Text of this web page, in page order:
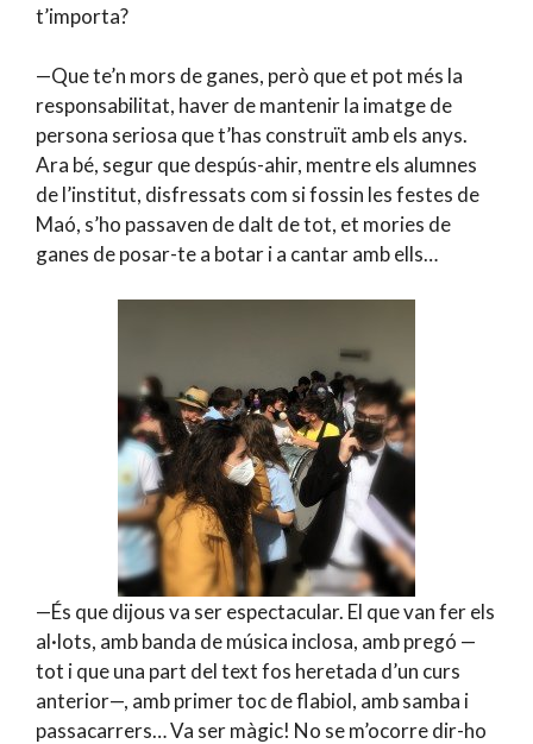
t’importa?
—Que te’n mors de ganes, però que et pot més la
responsabilitat, haver de mantenir la imatge de
persona seriosa que t’has construït amb els anys.
Ara bé, segur que despús-ahir, mentre els alumnes
de l’institut, disfressats com si fossin les festes de
Maó, s’ho passaven de dalt de tot, et mories de
ganes de posar-te a botar i a cantar amb ells…
—És que dijous va ser espectacular. El que van fer els
al·lots, amb banda de música inclosa, amb pregó —
tot i que una part del text fos heretada d’un curs
anterior—, amb primer toc de flabiol, amb samba i
passacarrers… Va ser màgic! No se m’ocorre dir-ho